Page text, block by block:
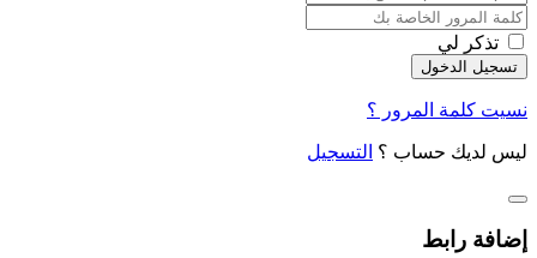
تذكر لي
نسيت كلمة المرور ؟
ليس لديك حساب ؟ التسجيل
إضافة رابط